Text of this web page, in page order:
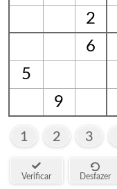
2
6
5
9
1 2 3
Verificar Desfazer